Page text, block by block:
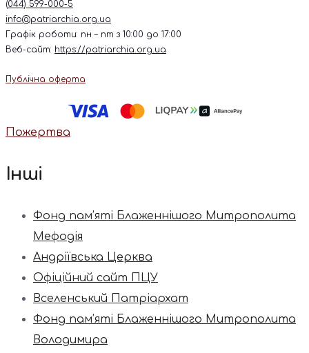
(044) 599-000-5
info@patriarchia.org.ua
Графік роботи: пн – пт з 10:00 до 17:00
Веб-сайт: https://patriarchia.org.ua
Публічна оферта
Пожертва
Інші
Фонд пам’яті Блаженнішого Митрополита
Мефодія
Андріївська Церква
Офіційний сайт ПЦУ
Вселенський Патріархат
Фонд пам’яті Блаженнішого Митрополита
Володимира